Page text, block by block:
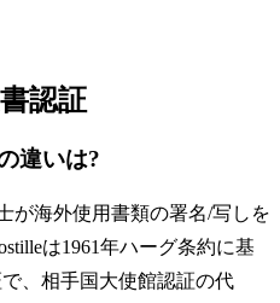
認証
違いは?
が海外使用書類の署名/写しを
は1961年ハーグ条約に基
、相手国大使館認証の代